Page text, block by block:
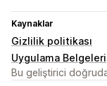
Kaynaklar
Gizlilik politikası
Uygulama Belgeleri
Bu geliştirici